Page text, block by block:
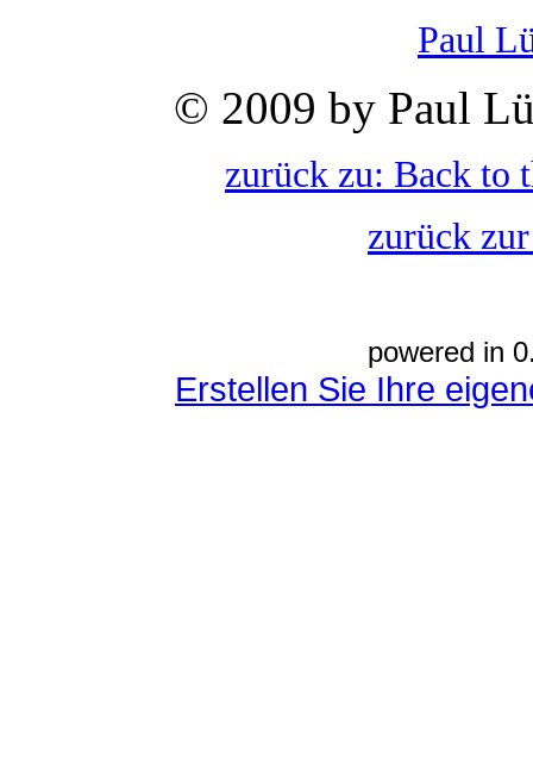
Paul
© 2009 by Paul
zurück zu: Back to
zurück
powered in
Erstellen Sie Ihre